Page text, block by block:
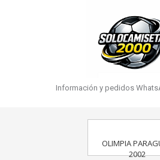
Información y pedidos
OLIMPIA
2002